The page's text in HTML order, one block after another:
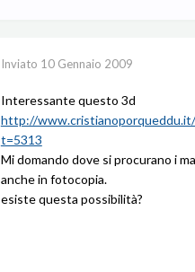
Inviato 10 Gennaio 2009
Interessante questo 3d
http://
t=5313
Mi domando dove si procurano i
anche in fotocopia.
esiste questa possibilità?